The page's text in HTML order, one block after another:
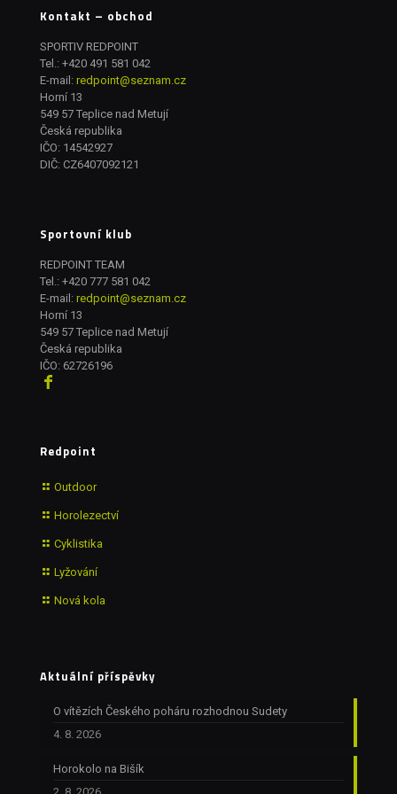
Kontakt – obchod
SPORTIV REDPOINT
Tel.: +420 491 581 042
E-mail: redpoint@seznam.cz
Horní 13
549 57 Teplice nad Metují
Česká republika
IČO: 14542927
DIČ: CZ6407092121
Sportovní klub
REDPOINT TEAM
Tel.: +420 777 581 042
E-mail: redpoint@seznam.cz
Horní 13
549 57 Teplice nad Metují
Česká republika
IČO: 62726196
Redpoint
Outdoor
Horolezectví
Cyklistika
Lyžování
Nová kola
Aktuální příspěvky
O vítězích Českého poháru rozhodnou Sudety
4. 8. 2026
Horokolo na Bišík